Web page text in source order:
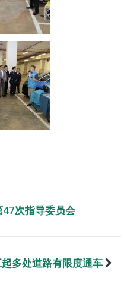
次指导委员会
多处道路有限度通车